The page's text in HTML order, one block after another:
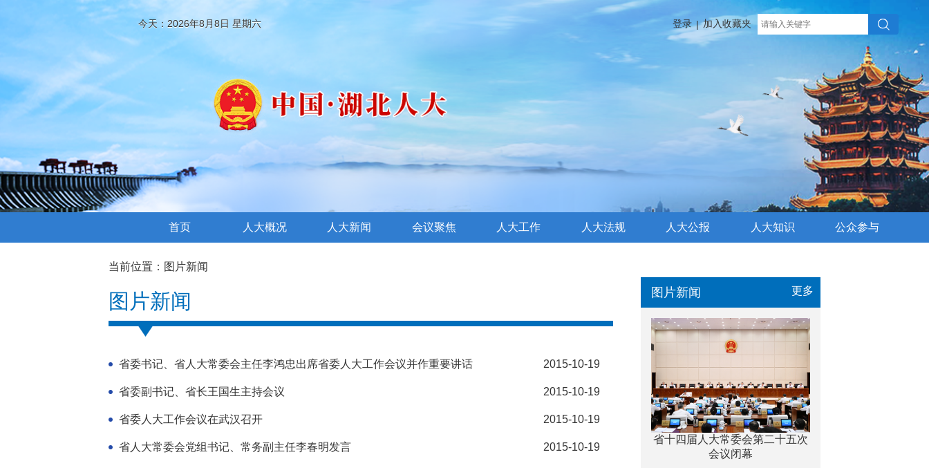
今天：2026年8月8日 星期六 登录 | 加入收藏夹
首页 人大概况 人大新闻 会议聚焦 人大工作 人大法规 人大公报 人大知识 公众参与
当前位置： 图片新闻
图片新闻
省委书记、省人大常委会主任李鸿忠出席省委人大工作会议并作重要讲话 2015-10-19
省委副书记、省长王国生主持会议 2015-10-19
省委人大工作会议在武汉召开 2015-10-19
省人大常委会党组书记、常务副主任李春明发言 2015-10-19
图片新闻 更多
省十四届人大常委会第二十五次
会议闭幕